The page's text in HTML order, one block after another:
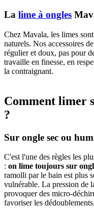
La lime à ongles
Chez Mavala, les limes
naturels. Nos accessoires
régulier et doux, pas pour
travaille en finesse, en
la contraignant.
Comment limer
?
Sur ongle sec ou
C'est l'une des règles les
: on lime toujours sur
ramolli par le bain est plus
vulnérable. La pression de
provoquer des micro-
favoriser les dédoublements.